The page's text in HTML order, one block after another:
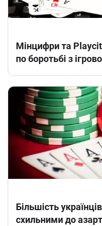
Мінцифри та
по боротьбі з
Більшість
схильними до